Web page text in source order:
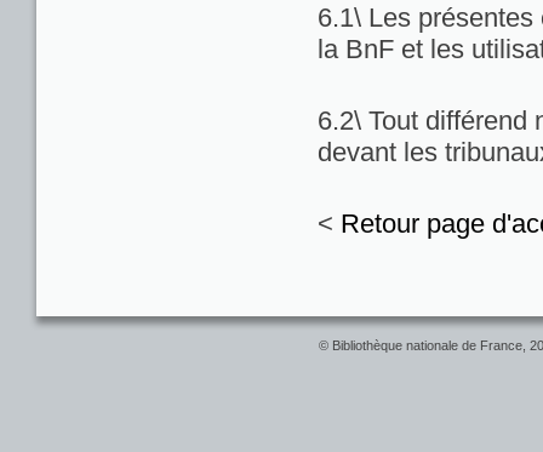
6.1\ Les
la BnF et les
6.2\ Tout différend
devant les
< Retour page
© Bibliothèque nationale de France,